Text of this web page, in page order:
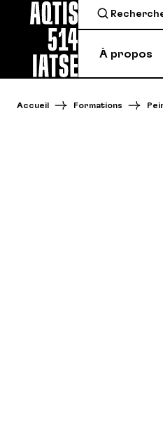
À propos
Accueil Formations